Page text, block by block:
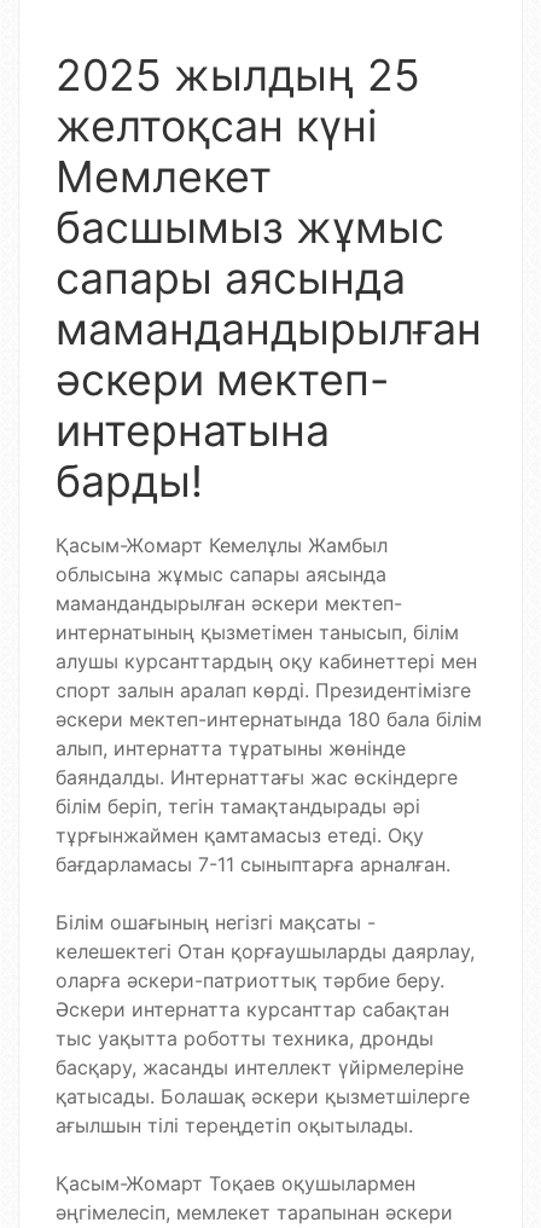
2025 жылдың 25
желтоқсан күні
Мемлекет
басшымыз жұмыс
сапары аясында
мамандандырылған
әскери мектеп-
интернатына
барды!
Қасым-Жомарт Кемелұлы Жамбыл
облысына жұмыс сапары аясында
мамандандырылған әскери мектеп-
интернатының қызметімен танысып, білім
алушы курсанттардың оқу кабинеттері мен
спорт залын аралап көрді. Президентімізге
әскери мектеп-интернатында 180 бала білім
алып, интернатта тұратыны жөнінде
баяндалды. Интернаттағы жас өскіндерге
білім беріп, тегін тамақтандырады әрі
тұрғынжаймен қамтамасыз етеді. Оқу
бағдарламасы 7-11 сыныптарға арналған.
Білім ошағының негізгі мақсаты -
келешектегі Отан қорғаушыларды даярлау,
оларға әскери-патриоттық тәрбие беру.
Әскери интернатта курсанттар сабақтан
тыс уақытта роботты техника, дронды
басқару, жасанды интеллект үйірмелеріне
қатысады. Болашақ әскери қызметшілерге
ағылшын тілі тереңдетіп оқытылады.
Қасым-Жомарт Тоқаев оқушылармен
әңгімелесіп, мемлекет тарапынан әскери